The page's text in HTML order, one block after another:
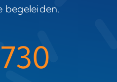
begeleiden.
730